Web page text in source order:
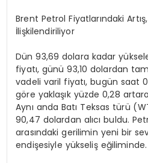
Brent Petrol Fiyatlarındaki
İlişkilendiriliyor
Dün 93,69 dolara kadar
fiyatı, günü 93,10 dolardan
vadeli varil fiyatı, bugün saat
göre yaklaşık yüzde 0,28
Aynı anda Batı Teksas türü
90,47 dolardan alıcı buldu.
arasındaki gerilimin yeni bir
endişesiyle yükseliş eğiliminde.